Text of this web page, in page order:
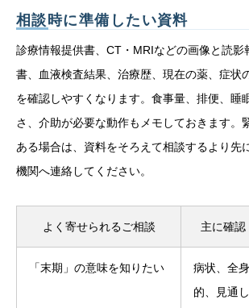
相談時に準備したい資料
診療情報提供書、CT・MRIなどの画像と読影
書、血液検査結果、治療歴、現在の薬、症状
を確認しやすくなります。食事量、排便、睡
さ、介助が必要な動作もメモしておきます。
ある場合は、資料をそろえて相談するより先
機関へ連絡してください。
よく寄せられるご相談 主に確認
「末期」の意味を知りたい
病状、全
的、見通し